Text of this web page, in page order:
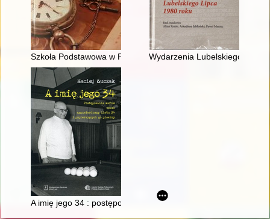
Szkoła Podstawowa w Przygodzicach i jej uczniowie w latach
Wydarzenia Lubelskiego
A imię jego 34 : postępowania karne wobec sygnatariuszy